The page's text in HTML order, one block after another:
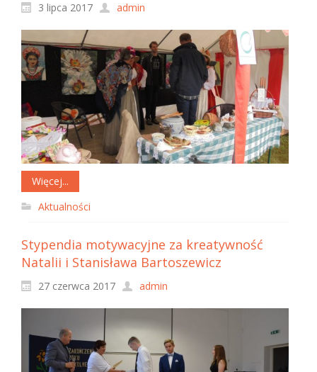
3 lipca 2017 admin
Więcej...
Aktualności
Stypendia motywacyjne za kreatywność
Natalii i Stanisława Bartoszewicz
27 czerwca 2017 admin